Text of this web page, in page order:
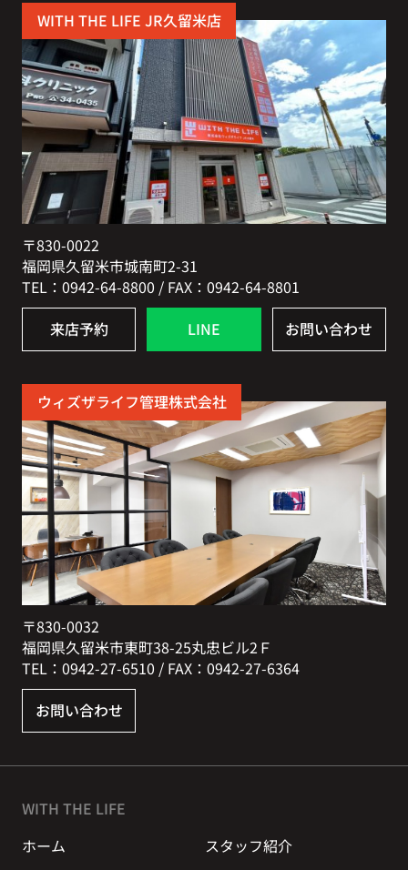
WITH THE LIFE JR久留米店
〒830-0022
福岡県久留米市城南町2-31
TEL：0942-64-8800 / FAX：0942-64-8801
来店予約 LINE お問い合わせ
ウィズザライフ管理株式会社
〒830-0032
福岡県久留米市東町38-25丸忠ビル2Ｆ
TEL：0942-27-6510 / FAX：0942-27-6364
お問い合わせ
WITH THE LIFE
ホーム
スタッフ紹介